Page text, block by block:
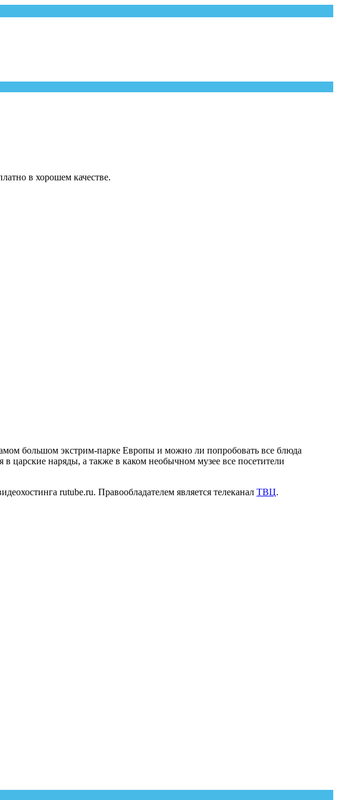
в хорошем качестве.
большом экстрим-парке Европы и можно ли попробовать все блюда
в царские наряды, а также в каком необычном музее все посетители
rutube.ru. Правообладателем является телеканал ТВЦ.